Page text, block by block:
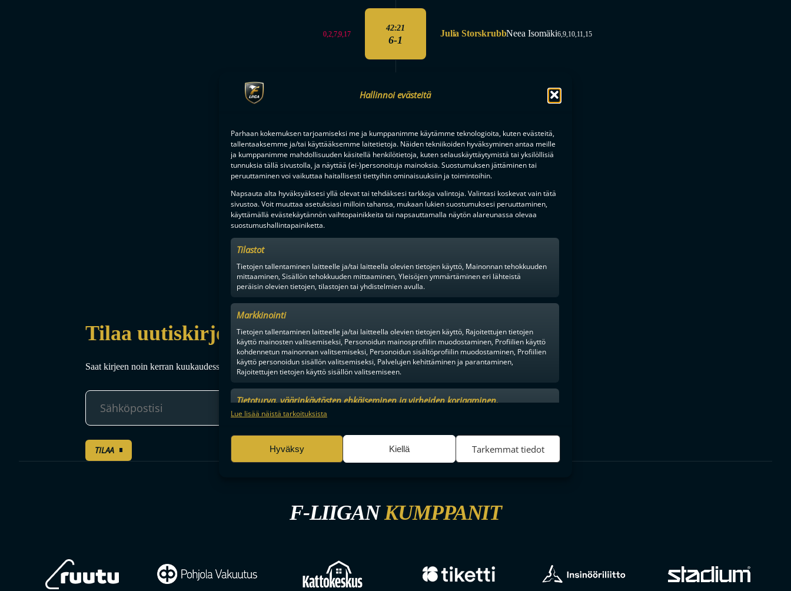
Hallinnoi evästeitä
Parhaan kokemuksen tarjoamiseksi me ja kumppanimme käytämme teknologioita, kuten evästeitä,
tallentaaksemme ja/tai käyttääksemme laitetietoja. Näiden tekniikoiden hyväksyminen antaa meille
ja kumppanimme mahdollisuuden käsitellä henkilötietoja, kuten selauskäyttäytymistä tai yksilöllisiä
tunnuksia tällä sivustolla, ja näyttää (ei-)personoituja mainoksia. Suostumuksen jättäminen tai
peruuttaminen voi vaikuttaa haitallisesti tiettyihin ominaisuuksiin ja toimintoihin.
Napsauta alta hyväksyäksesi yllä olevat tai tehdäksesi tarkkoja valintoja. Valintasi koskevat vain tätä
sivustoa. Voit muuttaa asetuksiasi milloin tahansa, mukaan lukien suostumuksesi peruuttaminen,
käyttämällä evästekäytännön vaihtopainikkeita tai napsauttamalla näytön alareunassa olevaa
suostumushallintapainiketta.
Tilastot
Tietojen tallentaminen laitteelle ja/tai laitteella olevien tietojen käyttö, Mainonnan tehokkuuden
mittaaminen, Sisällön tehokkuuden mittaaminen, Yleisöjen ymmärtäminen eri lähteistä
peräisin olevien tietojen, tilastojen tai yhdistelmien avulla.
Markkinointi
Tietojen tallentaminen laitteelle ja/tai laitteella olevien tietojen käyttö, Rajoitettujen tietojen
käyttö mainosten valitsemiseksi, Personoidun mainosprofiilin muodostaminen, Profiilien käyttö
kohdennetun mainonnan valitsemiseksi, Personoidun sisältöprofiilin muodostaminen, Profiilien
käyttö personoidun sisällön valitsemiseksi, Palvelujen kehittäminen ja parantaminen,
Rajoitettujen tietojen käyttö sisällön valitsemiseen.
Tietoturva, väärinkäytösten ehkäiseminen ja virheiden korjaaminen,
Mainonnan ja sisällön tekninen jakelu, Tallenna ja ilmaise
Lue lisää näistä tarkoituksista
Hyväksy Kiellä Tarkemmat tiedot
0,2,7,9,17
42:21
6-1
Julia StorskrubbNeea Isomäki6,9,10,11,15
57:19
3. ERÄ
PÄÄTTYI
Tilaa uutiskirje
Saat kirjeen noin kerran kuukaudessa F-liigakauden alusta ratkaisuhetkiin asti.
TILAA
F-LIIGANKUMPPANIT